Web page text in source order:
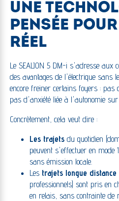
UNE
PENSÉE
RÉEL
Le SEALION 5 DM-i s'adresse aux
des avantages de l'électrique sans
encore freiner certains foyers : pas
pas d'anxiété liée à l'autonomie sur
Concrètement, cela veut dire :
Les trajets du quotidien
peuvent s'effectuer en mode
sans émission locale.
Les trajets longue distance
professionnels) sont pris en
en relais, sans contrainte de